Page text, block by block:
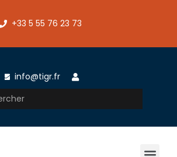
+33 5 55 76 23 73
info@tigr.fr